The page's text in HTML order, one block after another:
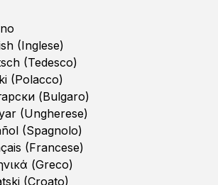
(Inglese)
(Tedesco)
(Polacco)
(Bulgaro)
(Ungherese)
(Spagnolo)
(Francese)
(Greco)
(Croato)